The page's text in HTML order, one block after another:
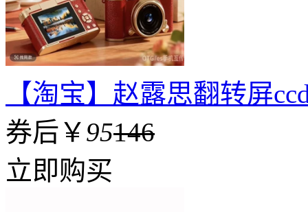
【淘宝】赵露思翻转屏
券后￥95146
立即购买